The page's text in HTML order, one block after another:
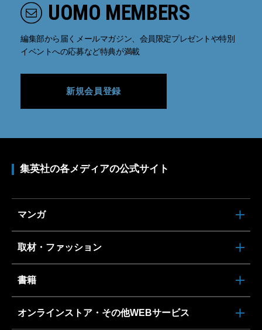
UOMO MEMBERS
編集部から届くメールマガジン、会員限定プレゼントや特別
イベントへの応募など特典が満載
新規会員登録
集英社の各メディアの公式サイト
マンガ
取材・ファッション
書籍
オンラインストア・その他WEBサービス